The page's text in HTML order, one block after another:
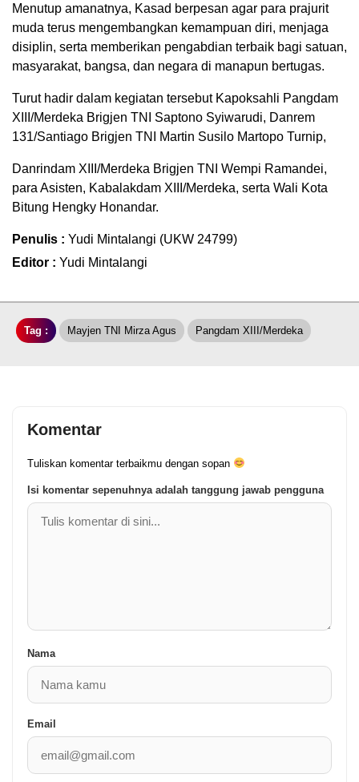
Menutup amanatnya, Kasad berpesan agar para prajurit
muda terus mengembangkan kemampuan diri, menjaga
disiplin, serta memberikan pengabdian terbaik bagi satuan,
masyarakat, bangsa, dan negara di manapun bertugas.
Turut hadir dalam kegiatan tersebut Kapoksahli Pangdam
XIII/Merdeka Brigjen TNI Saptono Syiwarudi, Danrem
131/Santiago Brigjen TNI Martin Susilo Martopo Turnip,
Danrindam XIII/Merdeka Brigjen TNI Wempi Ramandei,
para Asisten, Kabalakdam XIII/Merdeka, serta Wali Kota
Bitung Hengky Honandar.
Penulis : Yudi Mintalangi (UKW 24799)
Editor : Yudi Mintalangi
Tag : Mayjen TNI Mirza Agus Pangdam XIII/Merdeka
Komentar
Tuliskan komentar terbaikmu dengan sopan
Isi komentar sepenuhnya adalah tanggung jawab pengguna
Nama
Email